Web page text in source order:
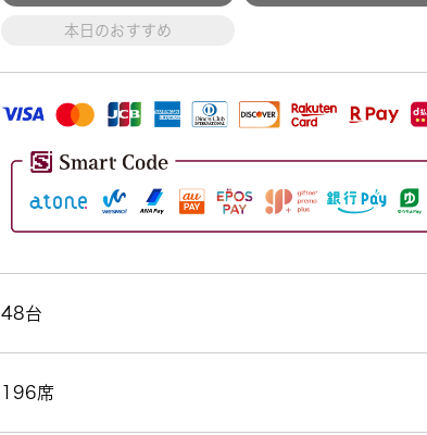
本日のおすすめ
48台
196席